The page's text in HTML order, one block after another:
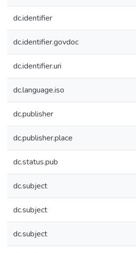
dc.identifier
dc.identifier.govdoc
dc.identifier.uri
dc.language.iso
dc.publisher
dc.publisher.place
dc.status.pub
dc.subject
dc.subject
dc.subject